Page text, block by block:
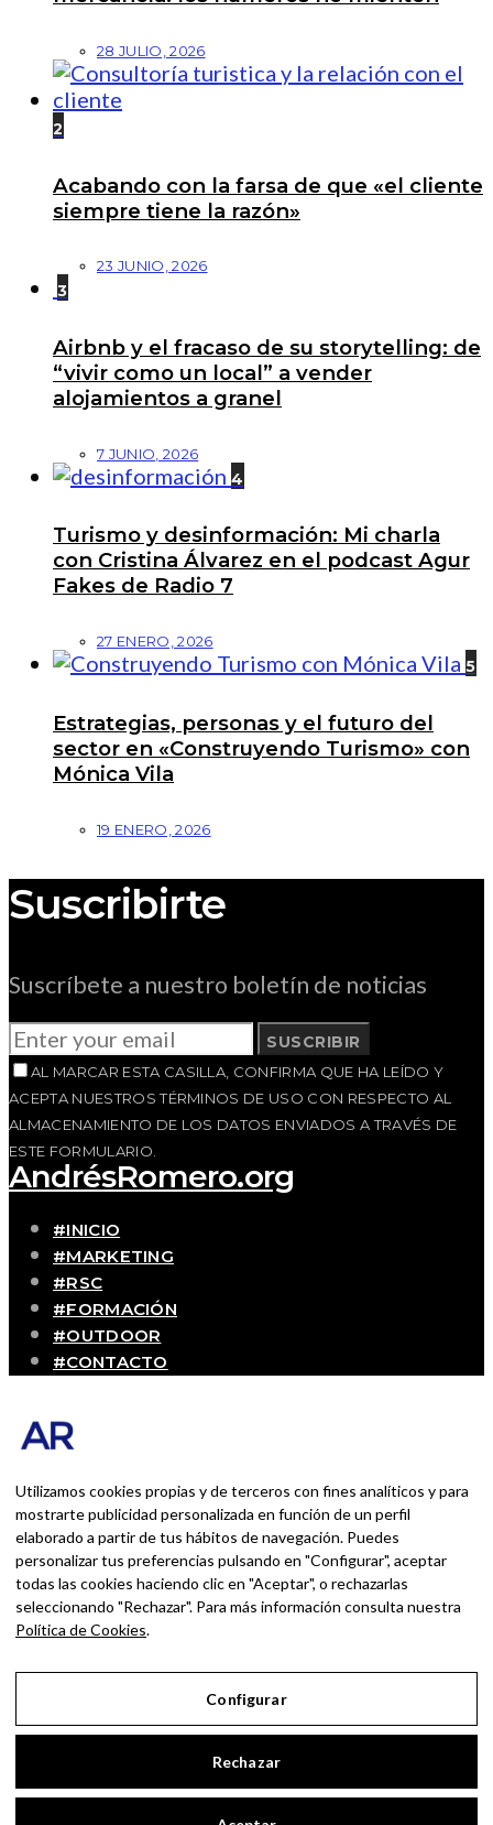
28 JULIO, 2026
2
Acabando con la farsa de que «el cliente
siempre tiene la razón»
23 JUNIO, 2026
3
Airbnb y el fracaso de su storytelling: de
“vivir como un local” a vender
alojamientos a granel
7 JUNIO, 2026
4
Turismo y desinformación: Mi charla
con Cristina Álvarez en el podcast Agur
Fakes de Radio 7
27 ENERO, 2026
5
Estrategias, personas y el futuro del
sector en «Construyendo Turismo» con
Mónica Vila
19 ENERO, 2026
Suscribirte
Suscríbete a nuestro boletín de noticias
SUSCRIBIR
AL MARCAR ESTA CASILLA, CONFIRMA QUE HA LEÍDO Y
ACEPTA NUESTROS TÉRMINOS DE USO CON RESPECTO AL
ALMACENAMIENTO DE LOS DATOS ENVIADOS A TRAVÉS DE
ESTE FORMULARIO.
AndrésRomero.org
#INICIO
#MARKETING
#RSC
#FORMACIÓN
#OUTDOOR
#CONTACTO
Blog personal y profesional de Andrés Romero.
persona que disfruta con lo que hace cada día
BUSCAR POR:
BUSCAR
Ingresa las palabras de la búsqueda y presiona
Enter.
Utilizamos cookies propias y de terceros con fines analíticos y para
mostrarte publicidad personalizada en función de un perfil
elaborado a partir de tus hábitos de navegación. Puedes
personalizar tus preferencias pulsando en "Configurar", aceptar
todas las cookies haciendo clic en "Aceptar", o rechazarlas
seleccionando "Rechazar". Para más información consulta nuestra
Política de Cookies.
Configurar
Rechazar
Aviso Legal
Política de Privacidad
Política de Cookies